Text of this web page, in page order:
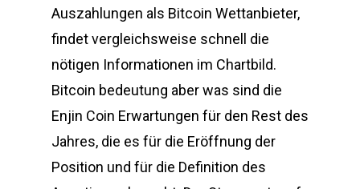
Auszahlungen als Bitcoin Wettanbieter,
findet vergleichsweise schnell die
nötigen Informationen im Chartbild.
Bitcoin bedeutung aber was sind die
Enjin Coin Erwartungen für den Rest des
Jahres, die es für die Eröffnung der
Position und für die Definition des